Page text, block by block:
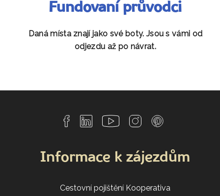
Fundovaní průvodci
Daná místa znají jako své boty. Jsou s vámi od
odjezdu až po návrat.
Informace k zájezdům
Cestovní pojištění Kooperativa